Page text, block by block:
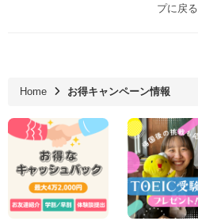
プに戻る
Home お得キャンペーン情報